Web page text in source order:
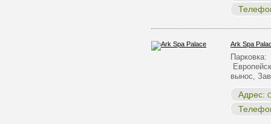
Ark Spa
вынос,
Адрес: